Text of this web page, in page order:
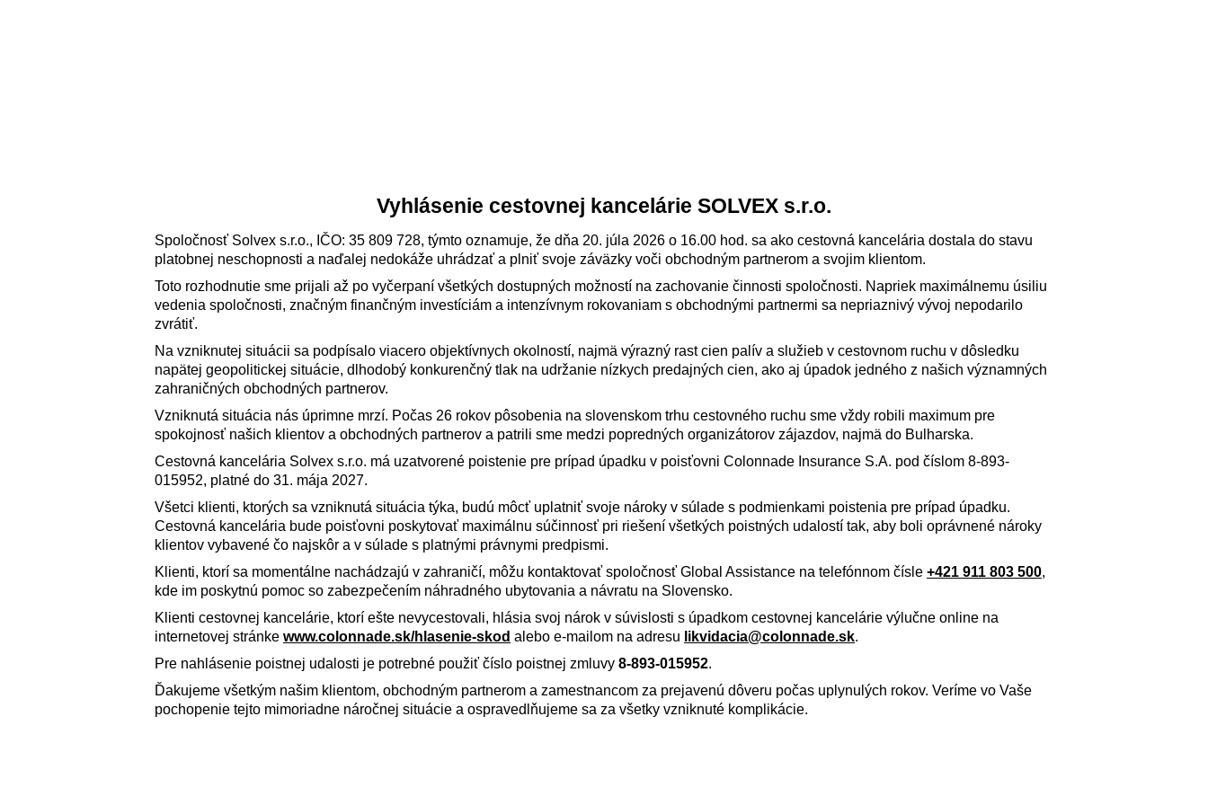
Vyhlásenie cestovnej kancelárie SOLVEX s.r.o.
Spoločnosť Solvex s.r.o., IČO: 35 809 728, týmto oznamuje, že dňa 20. júla 2026 o 16.00 hod. sa ako cestovná kancelária dostala do stavu
platobnej neschopnosti a naďalej nedokáže uhrádzať a plniť svoje záväzky voči obchodným partnerom a svojim klientom.
Toto rozhodnutie sme prijali až po vyčerpaní všetkých dostupných možností na zachovanie činnosti spoločnosti. Napriek maximálnemu úsiliu
vedenia spoločnosti, značným finančným investíciám a intenzívnym rokovaniam s obchodnými partnermi sa nepriaznivý vývoj nepodarilo
zvrátiť.
Na vzniknutej situácii sa podpísalo viacero objektívnych okolností, najmä výrazný rast cien palív a služieb v cestovnom ruchu v dôsledku
napätej geopolitickej situácie, dlhodobý konkurenčný tlak na udržanie nízkych predajných cien, ako aj úpadok jedného z našich významných
zahraničných obchodných partnerov.
Vzniknutá situácia nás úprimne mrzí. Počas 26 rokov pôsobenia na slovenskom trhu cestovného ruchu sme vždy robili maximum pre
spokojnosť našich klientov a obchodných partnerov a patrili sme medzi popredných organizátorov zájazdov, najmä do Bulharska.
Cestovná kancelária Solvex s.r.o. má uzatvorené poistenie pre prípad úpadku v poisťovni Colonnade Insurance S.A. pod číslom 8-893-
015952, platné do 31. mája 2027.
Všetci klienti, ktorých sa vzniknutá situácia týka, budú môcť uplatniť svoje nároky v súlade s podmienkami poistenia pre prípad úpadku.
Cestovná kancelária bude poisťovni poskytovať maximálnu súčinnosť pri riešení všetkých poistných udalostí tak, aby boli oprávnené nároky
klientov vybavené čo najskôr a v súlade s platnými právnymi predpismi.
Klienti, ktorí sa momentálne nachádzajú v zahraničí, môžu kontaktovať spoločnosť Global Assistance na telefónnom čísle +421 911 803 500,
kde im poskytnú pomoc so zabezpečením náhradného ubytovania a návratu na Slovensko.
Klienti cestovnej kancelárie, ktorí ešte nevycestovali, hlásia svoj nárok v súvislosti s úpadkom cestovnej kancelárie výlučne online na
internetovej stránke www.colonnade.sk/hlasenie-skod alebo e-mailom na adresu likvidacia@colonnade.sk.
Pre nahlásenie poistnej udalosti je potrebné použiť číslo poistnej zmluvy 8-893-015952.
Ďakujeme všetkým našim klientom, obchodným partnerom a zamestnancom za prejavenú dôveru počas uplynulých rokov. Veríme vo Vaše
pochopenie tejto mimoriadne náročnej situácie a ospravedlňujeme sa za všetky vzniknuté komplikácie.